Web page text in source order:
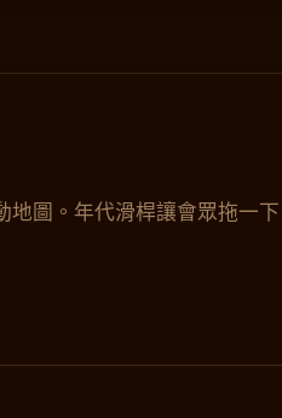
圖。年代滑桿讓會眾拖一